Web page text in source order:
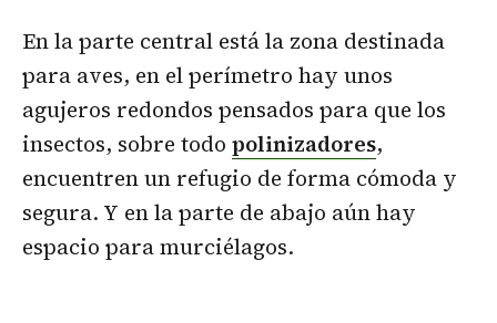
En la parte central está la zona destinada
para aves, en el perímetro hay unos
agujeros redondos pensados para que los
insectos, sobre todo polinizadores,
encuentren un refugio de forma cómoda y
segura. Y en la parte de abajo aún hay
espacio para murciélagos.